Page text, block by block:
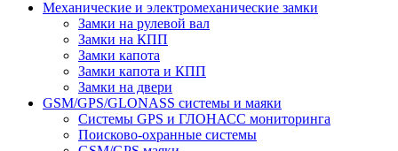
Механические и электромеханические замки
Замки на рулевой вал
Замки на КПП
Замки капота
Замки капота и КПП
Замки на двери
GSM/GPS/GLONASS системы и маяки
Системы GPS и ГЛОНАСС мониторинга
Поисково-охранные системы